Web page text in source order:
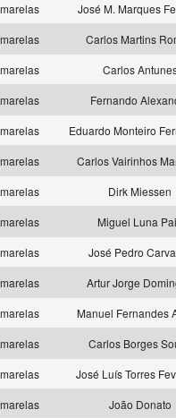
José M. Marques
Carlos Martins
Carlos
Fernando
Eduardo Monteiro
Carlos Vairinhos
Dirk Miessen
Miguel Luna
José Pedro
Artur Jorge
Manuel Fernandes
Carlos Borges
José Luís Torres
João Donato